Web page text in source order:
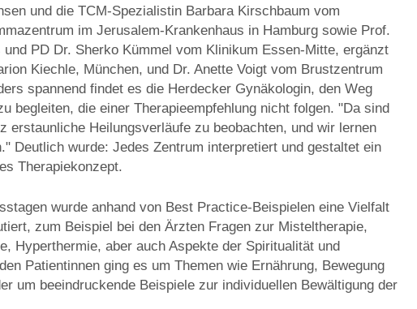
und die TCM-Spezialistin Barbara Kirschbaum vom
im Jerusalem-Krankenhaus in Hamburg sowie Prof.
und PD Dr. Sherko Kümmel vom Klinikum Essen-Mitte, ergänzt
Kiechle, München, und Dr. Anette Voigt vom Brustzentrum
spannend findet es die Herdecker Gynäkologin, den Weg
begleiten, die einer Therapieempfehlung nicht folgen. "Da sind
erstaunliche Heilungsverläufe zu beobachten, und wir lernen
Deutlich wurde: Jedes Zentrum interpretiert und gestaltet ein
Therapiekonzept.
wurde anhand von Best Practice-Beispielen eine Vielfalt
zum Beispiel bei den Ärzten Fragen zur Misteltherapie,
Hyperthermie, aber auch Aspekte der Spiritualität und
Patientinnen ging es um Themen wie Ernährung, Bewegung
um beeindruckende Beispiele zur individuellen Bewältigung der